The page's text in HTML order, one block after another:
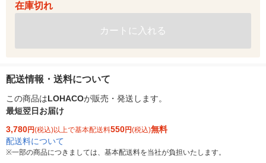
在庫切れ
カートに入れる
配送情報・送料について
この商品はLOHACOが販売・発送します。
最短翌日お届け
3,780円(税込)以上で基本配送料550円(税込)無料
配送料について
※一部の商品につきましては、基本配送料を当社が負担いたします。